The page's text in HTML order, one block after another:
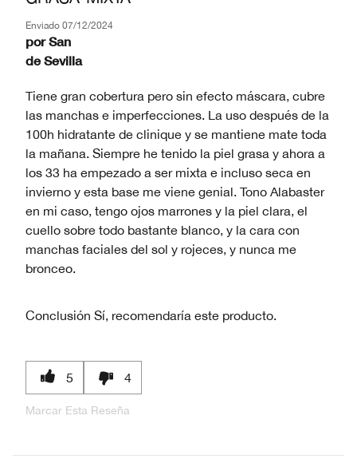
Enviado 07/12/2024
por San
de Sevilla
Tiene gran cobertura pero sin efecto máscara, cubre
las manchas e imperfecciones. La uso después de la
100h hidratante de clinique y se mantiene mate toda
la mañana. Siempre he tenido la piel grasa y ahora a
los 33 ha empezado a ser mixta e incluso seca en
invierno y esta base me viene genial. Tono Alabaster
en mi caso, tengo ojos marrones y la piel clara, el
cuello sobre todo bastante blanco, y la cara con
manchas faciales del sol y rojeces, y nunca me
bronceo.
Conclusión Sí, recomendaría este producto.
5 4
Marcar Esta Reseña